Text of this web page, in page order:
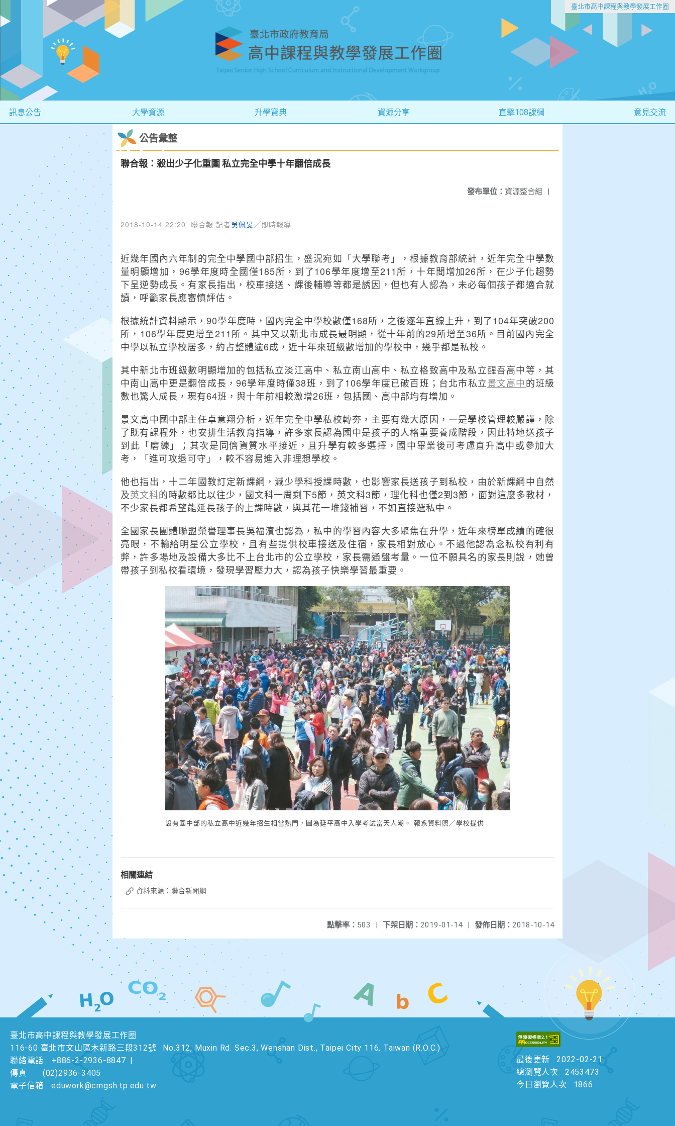
臺北市高中課程與教學發展工作圈
訊息公告 大學資源 升學寶典 資源分享 直擊108課綱 意見交流
公告彙整
聯合報：殺出少子化重圍 私立完全中學十年翻倍成長
發布單位： 資源整合組 |
2018-10-14 22:20 聯合報 記者吳佩旻╱即時報導
近幾年國內六年制的完全中學國中部招生，盛況宛如「大學聯考」，根據教育部統計，近年完全中學數
量明顯增加，96學年度時全國僅185所，到了106學年度增至211所，十年間增加26所，在少子化趨勢
下呈逆勢成長。有家長指出，校車接送、課後輔導等都是誘因，但也有人認為，未必每個孩子都適合就
讀，呼籲家長應審慎評估。
根據統計資料顯示，90學年度時，國內完全中學校數僅168所，之後逐年直線上升，到了104年突破200
所，106學年度更增至211所。其中又以新北市成長最明顯，從十年前的29所增至36所。目前國內完全
中學以私立學校居多，約占整體逾6成，近十年來班級數增加的學校中，幾乎都是私校。
其中新北市班級數明顯增加的包括私立淡江高中、私立南山高中、私立格致高中及私立醒吾高中等，其
中南山高中更是翻倍成長，96學年度時僅38班，到了106學年度已破百班；台北市私立景文高中的班級
數也驚人成長，現有64班，與十年前相較激增26班，包括國、高中部均有增加。
景文高中國中部主任卓意翔分析，近年完全中學私校轉夯，主要有幾大原因，一是學校管理較嚴謹，除
了既有課程外，也安排生活教育指導，許多家長認為國中是孩子的人格重要養成階段，因此特地送孩子
到此「磨練」；其次是同儕資質水平接近，且升學有較多選擇，國中畢業後可考慮直升高中或參加大
考，「進可攻退可守」，較不容易進入非理想學校。
他也指出，十二年國教訂定新課綱，減少學科授課時數，也影響家長送孩子到私校，由於新課綱中自然
及英文科的時數都比以往少，國文科一周剩下5節，英文科3節，理化科也僅2到3節，面對這麼多教材，
不少家長都希望能延長孩子的上課時數，與其花一堆錢補習，不如直接選私中。
全國家長團體聯盟榮譽理事長吳福濱也認為，私中的學習內容大多聚焦在升學，近年來榜單成績的確很
亮眼，不輸給明星公立學校，且有些提供校車接送及住宿，家長相對放心。不過他認為念私校有利有
弊，許多場地及設備大多比不上台北市的公立學校，家長需通盤考量。一位不願具名的家長則說，她曾
帶孩子到私校看環境，發現學習壓力大，認為孩子快樂學習最重要。
設有國中部的私立高中近幾年招生相當熱門，圖為延平高中入學考試當天人潮。 報系資料照／學校提供
相關連結
資料來源：聯合新聞網
發佈日期： 2018-10-14
下架日期： 2019-01-14
點擊率： 503
臺北市高中課程與教學發展工作圈
116-60 臺北市文山區木新路三段312號
No.312, Muxin Rd. Sec.3, Wenshan Dist., Taipei City 116, Taiwan (R.O.C.)
聯絡電話
+886-2-2936-8847
傳真
(02)2936-3405
電子信箱
eduwork@cmgsh.tp.edu.tw
最後更新
2022-02-21
總瀏覽人次
2453473
今日瀏覽人次
1866